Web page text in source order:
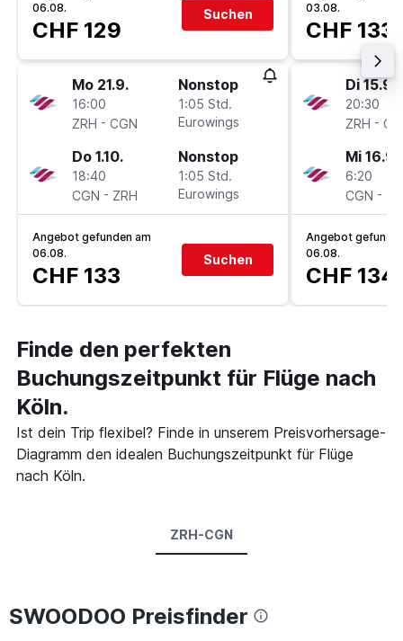
06.08.
CHF 129
Suchen
Mo 21.9.
16:00
ZRH - CGN
Nonstop
1:05 Std.
Eurowings
Do 1.10.
18:40
CGN - ZRH
Nonstop
1:05 Std.
Eurowings
Angebot gefunden am
06.08.
CHF 133
Suchen
03.08.
CHF 133
Di 15.9.
20:30
ZRH -
Mi 16.9.
6:20
CGN -
Angebot
06.08.
CHF 134
Finde den perfekten
Buchungszeitpunkt für Flüge nach
Köln.
Ist dein Trip flexibel? Finde in unserem Preisvorhersage-
Diagramm den idealen Buchungszeitpunkt für Flüge
nach Köln.
ZRH-CGN
SWOODOO Preisfinder